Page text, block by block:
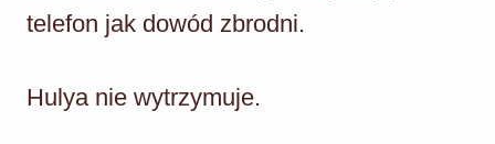
telefon jak dowód zbrodni.
Hulya nie wytrzymuje.